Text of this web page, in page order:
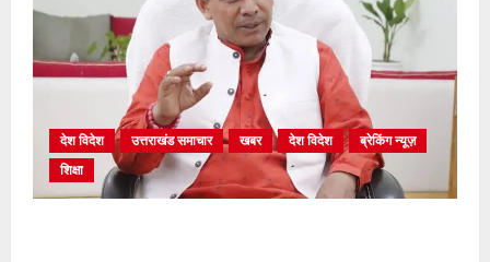
देश विदेश उत्तराखंड समाचार खबर देश विदेश
ब्रेकिंग न्यूज़
शिक्षा